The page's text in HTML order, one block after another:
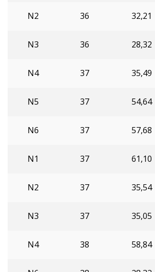
N2 36 32,21
N3 36 28,32
N4 37 35,49
N5 37 54,64
N6 37 57,68
N1 37 61,10
N2 37 35,54
N3 37 35,05
N4 38 58,84